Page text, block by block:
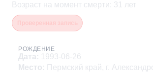
Возраст на момент смерти : 31 лет
РОЖДЕНИЕ
Дата: 1993-06-26
Место: Пермский край, г.